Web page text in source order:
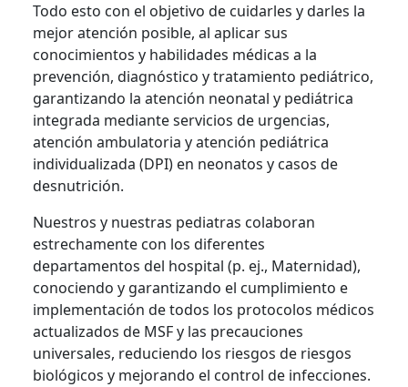
Todo esto con el objetivo de cuidarles y darles la
mejor atención posible, al aplicar sus
conocimientos y habilidades médicas a la
prevención, diagnóstico y tratamiento pediátrico,
garantizando la atención neonatal y pediátrica
integrada mediante servicios de urgencias,
atención ambulatoria y atención pediátrica
individualizada (DPI) en neonatos y casos de
desnutrición.
Nuestros y nuestras pediatras colaboran
estrechamente con los diferentes
departamentos del hospital (p. ej., Maternidad),
conociendo y garantizando el cumplimiento e
implementación de todos los protocolos médicos
actualizados de MSF y las precauciones
universales, reduciendo los riesgos de riesgos
biológicos y mejorando el control de infecciones.